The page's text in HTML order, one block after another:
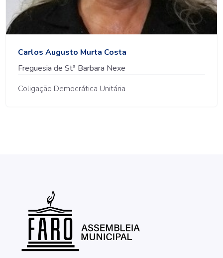
Carlos Augusto Murta Costa
Freguesia de Stª Barbara Nexe
Coligação Democrática Unitária